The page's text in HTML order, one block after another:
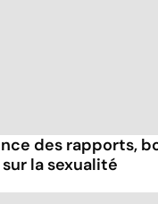
des rapports,
la sexualité